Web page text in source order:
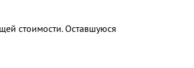
стоимости. Оставшуюся